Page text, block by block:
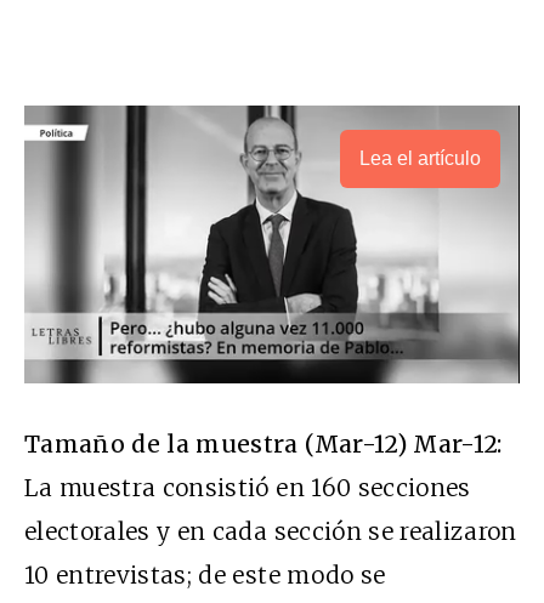
Lea el artículo
Tamaño de la muestra (Mar-12) Mar-12:
La muestra consistió en 160 secciones
electorales y en cada sección se realizaron
10 entrevistas; de este modo se